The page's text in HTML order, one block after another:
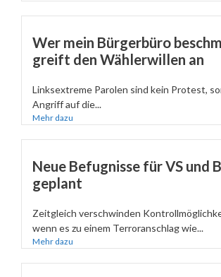
Wer mein Bürgerbüro
greift den Wählerwillen an
Linksextreme Parolen sind kein Protest,
Angriff auf die...
Mehr dazu
Neue Befugnisse für VS und
geplant
Zeitgleich verschwinden
wenn es zu einem Terroranschlag wie...
Mehr dazu